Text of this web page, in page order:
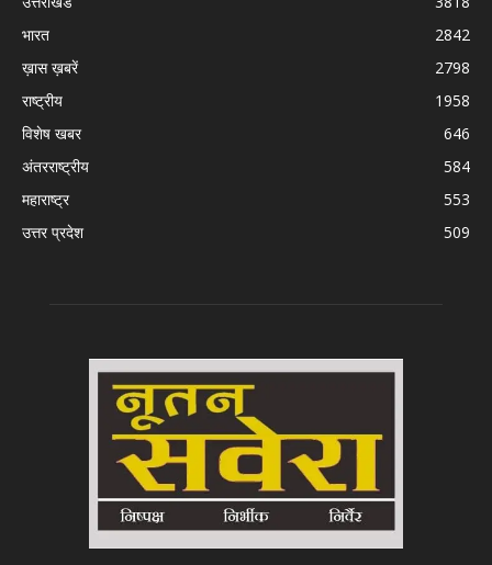
भारत
2842
ख़ास ख़बरें
2798
राष्ट्रीय
1958
विशेष खबर
646
अंतरराष्ट्रीय
584
महाराष्ट्र
553
उत्तर प्रदेश
509